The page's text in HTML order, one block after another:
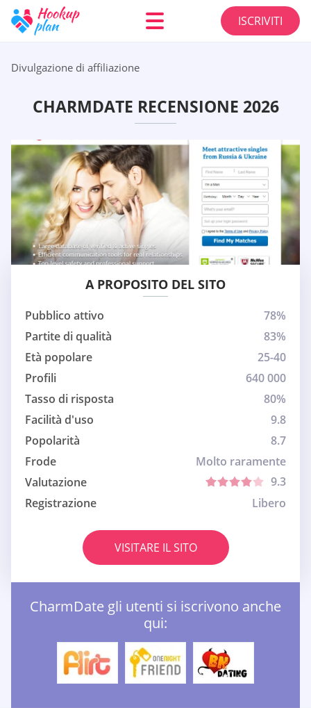
ISCRIVITI
Divulgazione di affiliazione
CHARMDATE RECENSIONE 2026
A PROPOSITO DEL SITO
Pubblico attivo
78%
Partite di qualità
83%
Età popolare
25-40
Profili
640 000
Tasso di risposta
80%
Facilità d'uso
9.8
Popolarità
8.7
Frode
Molto raramente
Valutazione
9.3
Registrazione
Libero
VISITARE IL SITO
CharmDate gli utenti si iscrivono anche
qui: